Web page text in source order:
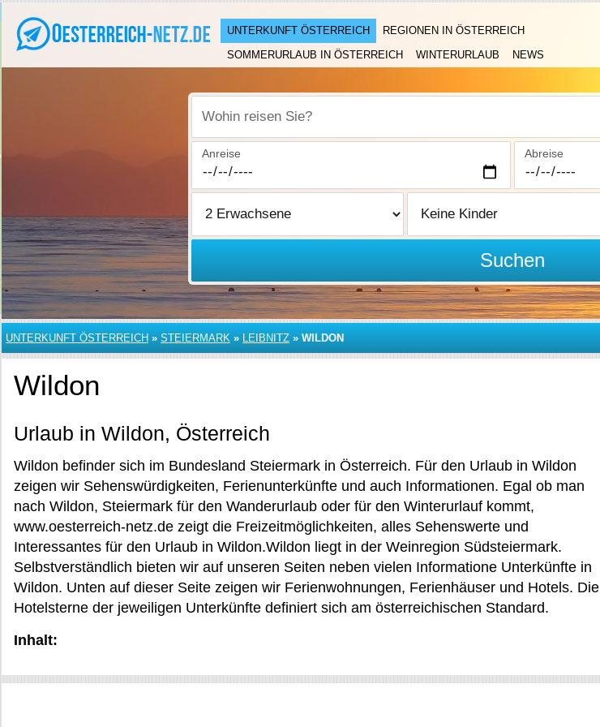
UNTERKUNFT ÖSTERREICH
REGIONEN IN ÖSTERREICH
SOMMERURLAUB IN ÖSTERREICH
WINTERURLAUB NEWS
Wohin reisen Sie?
Anreise Abreise
Suchen
UNTERKUNFT ÖSTERREICH » STEIERMARK » LEIBNITZ » WILDON
Wildon
Urlaub in Wildon, Österreich
Wildon befinder sich im Bundesland Steiermark in Österreich. Für den Urlaub in Wildon
zeigen wir Sehenswürdigkeiten, Ferienunterkünfte und auch Informationen. Egal ob man
nach Wildon, Steiermark für den Wanderurlaub oder für den Winterurlauf kommt,
www.oesterreich-netz.de zeigt die Freizeitmöglichkeiten, alles Sehenswerte und
Interessantes für den Urlaub in Wildon.Wildon liegt in der Weinregion Südsteiermark.
Selbstverständlich bieten wir auf unseren Seiten neben vielen Informatione Unterkünfte in
Wildon. Unten auf dieser Seite zeigen wir Ferienwohnungen, Ferienhäuser und Hotels. Die
Hotelsterne der jeweiligen Unterkünfte definiert sich am österreichischen Standard.
Inhalt: